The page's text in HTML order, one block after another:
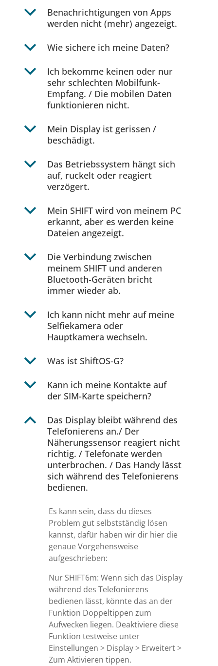
b
Benachrichtigungen von Apps
werden nicht (mehr) angezeigt.
b Wie sichere ich meine Daten?
b
Ich bekomme keinen oder nur
sehr schlechten Mobilfunk-
Empfang. / Die mobilen Daten
funktionieren nicht.
b
Mein Display ist gerissen /
beschädigt.
b
Das Betriebssystem hängt sich
auf, ruckelt oder reagiert
verzögert.
b
Mein SHIFT wird von meinem PC
erkannt, aber es werden keine
Dateien angezeigt.
b
Die Verbindung zwischen
meinem SHIFT und anderen
Bluetooth-Geräten bricht
immer wieder ab.
b
Ich kann nicht mehr auf meine
Selfiekamera oder
Hauptkamera wechseln.
b Was ist ShiftOS-G?
b
Kann ich meine Kontakte auf
der SIM-Karte speichern?
B
Das Display bleibt während des
Telefonierens an./ Der
Näherungssensor reagiert nicht
richtig. / Telefonate werden
unterbrochen. / Das Handy lässt
sich während des Telefonierens
bedienen.
Es kann sein, dass du dieses
Problem gut selbstständig lösen
kannst, dafür haben wir dir hier die
genaue Vorgehensweise
aufgeschrieben:
Nur SHIFT6m: Wenn sich das Display
während des Telefonierens
bedienen lässt, könnte das an der
Funktion Doppeltippen zum
Aufwecken liegen. Deaktiviere diese
Funktion testweise unter
Einstellungen > Display > Erweitert >
Zum Aktivieren tippen.